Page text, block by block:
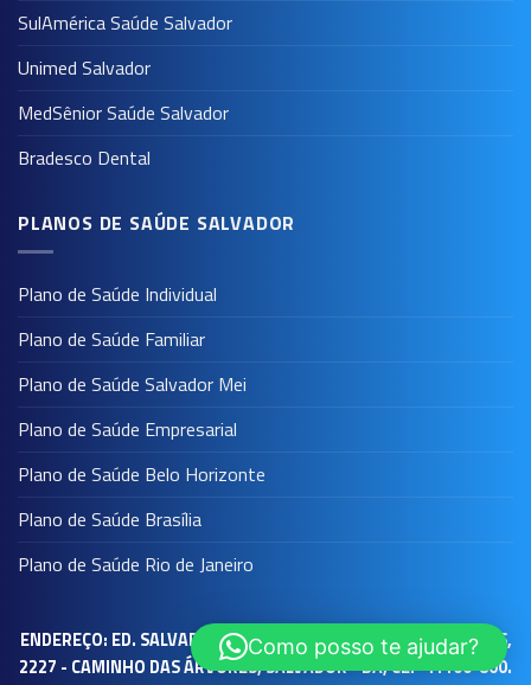
SulAmérica Saúde Salvador
Unimed Salvador
MedSênior Saúde Salvador
Bradesco Dental
PLANOS DE SAÚDE SALVADOR
Plano de Saúde Individual
Plano de Saúde Familiar
Plano de Saúde Salvador Mei
Plano de Saúde Empresarial
Plano de Saúde Belo Horizonte
Plano de Saúde Brasília
Plano de Saúde Rio de Janeiro
ENDEREÇO: ED. SALVADOR PRIME WORK - AV. TANCREDO NEVES,
2227 - CAMINHO DAS ÁRVORES, SALVADOR - BA, CEP 41100-800.
Como posso te ajudar?